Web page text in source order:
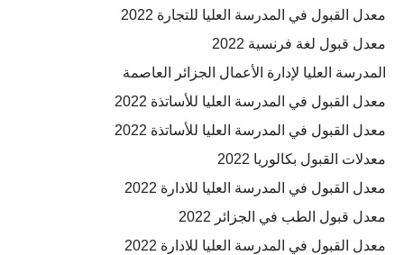
معدل القبول في المدرسة العليا للتجارة 2022
معدل قبول لغة فرنسية 2022
المدرسة العليا لإدارة الأعمال الجزائر العاصمة
معدل القبول في المدرسة العليا للأساتذة 2022
معدل القبول في المدرسة العليا للأساتذة 2022
معدلات القبول بكالوريا 2022
معدل القبول في المدرسة العليا للادارة 2022
معدل قبول الطب في الجزائر 2022
معدل القبول في المدرسة العليا للادارة 2022